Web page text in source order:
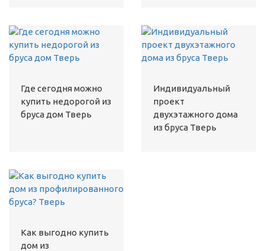
Где сегодня можно
купить недорогой из
бруса дом Тверь
Индивидуальный
проект
двухэтажного дома
из бруса Тверь
Как выгодно купить
дом из